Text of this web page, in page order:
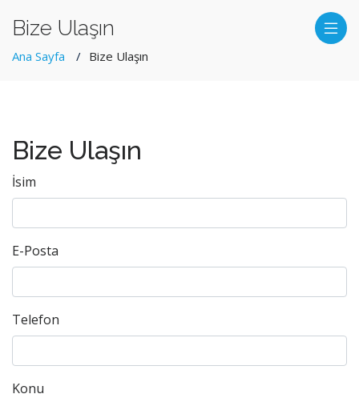
Bize Ulaşın
Ana Sayfa Bize Ulaşın
Bize Ulaşın
İsim
E-Posta
Telefon
Konu